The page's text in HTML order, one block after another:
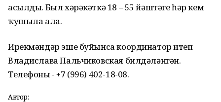
асылды. Был хәрәкәткә 18 – 55 йәштәге һәр кем
ҡушыла ала.
Ирекмәндәр эше буйынса координатор итеп
Владислава Пальчиковская билдәләнгән.
Телефоны - +7 (996) 402-18-08.
Автор: